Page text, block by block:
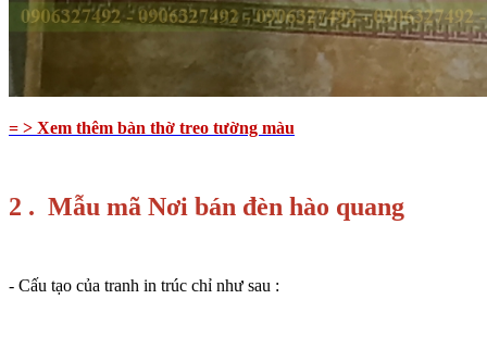
= > Xem thêm bàn thờ treo tường màu
2 . Mẫu mã Nơi bán đèn hào quang
- Cấu tạo của tranh in trúc chỉ như sau :